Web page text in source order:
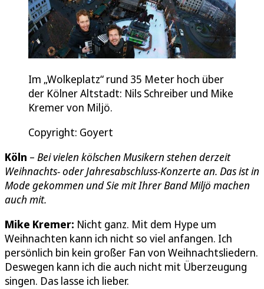
Im „Wolkeplatz“ rund 35 Meter hoch über
der Kölner Altstadt: Nils Schreiber und Mike
Kremer von Miljö.
Copyright: Goyert
Köln – Bei vielen kölschen Musikern stehen derzeit
Weihnachts- oder Jahresabschluss-Konzerte an. Das ist in
Mode gekommen und Sie mit Ihrer Band Miljö machen
auch mit.
Mike Kremer: Nicht ganz. Mit dem Hype um
Weihnachten kann ich nicht so viel anfangen. Ich
persönlich bin kein großer Fan von Weihnachtsliedern.
Deswegen kann ich die auch nicht mit Überzeugung
singen. Das lasse ich lieber.